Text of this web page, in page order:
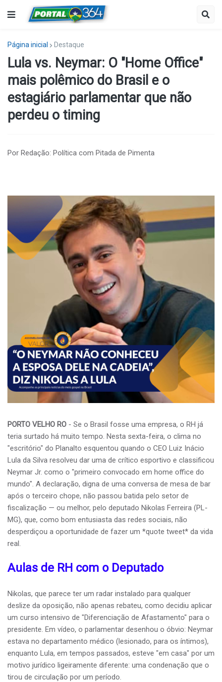
Página inicial Destaque
Lula vs. Neymar: O "Home Office"
mais polêmico do Brasil e o
estagiário parlamentar que não
perdeu o timing
Por Redação: Política com Pitada de Pimenta
PORTO VELHO RO - Se o Brasil fosse uma empresa, o RH já
teria surtado há muito tempo. Nesta sexta-feira, o clima no
"escritório" do Planalto esquentou quando o CEO Luiz Inácio
Lula da Silva resolveu dar uma de crítico esportivo e classificou
Neymar Jr. como o "primeiro convocado em home office do
mundo". A declaração, digna de uma conversa de mesa de bar
após o terceiro chope, não passou batida pelo setor de
fiscalização — ou melhor, pelo deputado Nikolas Ferreira (PL-
MG), que, como bom entusiasta das redes sociais, não
desperdiçou a oportunidade de fazer um *quote tweet* da vida
real.
Aulas de RH com o Deputado
Nikolas, que parece ter um radar instalado para qualquer
deslize da oposição, não apenas rebateu, como decidiu aplicar
um curso intensivo de "Diferenciação de Afastamento" para o
presidente. Em vídeo, o parlamentar desenhou o óbvio: Neymar
estava no departamento médico (lesionado, para os íntimos),
enquanto Lula, em tempos passados, esteve "em casa" por um
motivo jurídico ligeiramente diferente: uma condenação que o
tirou de circulação por um período.